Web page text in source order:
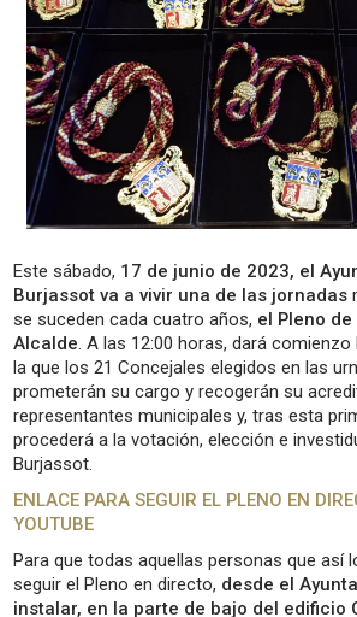
Este sábado, 17 de junio de 2023, el
Burjassot va a vivir una de las jornadas
se suceden cada cuatro años, el Pleno
Alcalde. A las 12:00 horas, dará
la que los 21 Concejales elegidos en las
prometerán su cargo y recogerán su
representantes municipales y, tras esta
procederá a la votación, elección e
Burjassot.
ENLACE PARA SEGUIR EL PLENO EN
YOUTUBE
Para que todas aquellas personas que así
seguir el Pleno en directo, desde el
instalar, en la parte de bajo del edificio